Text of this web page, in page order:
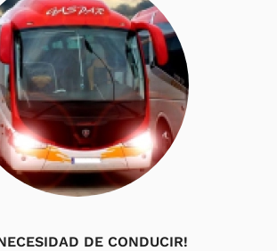
DE CONDUCIR!